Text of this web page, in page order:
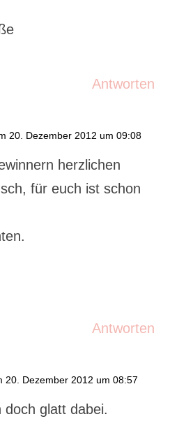
Antworten
20. Dezember 2012 um 09:08
herzlichen
für euch ist schon
Antworten
20. Dezember 2012 um 08:57
doch glatt dabei.